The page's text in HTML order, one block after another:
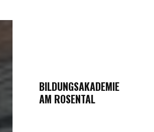
BILDUNGSAKADEMIE
AM ROSENTAL